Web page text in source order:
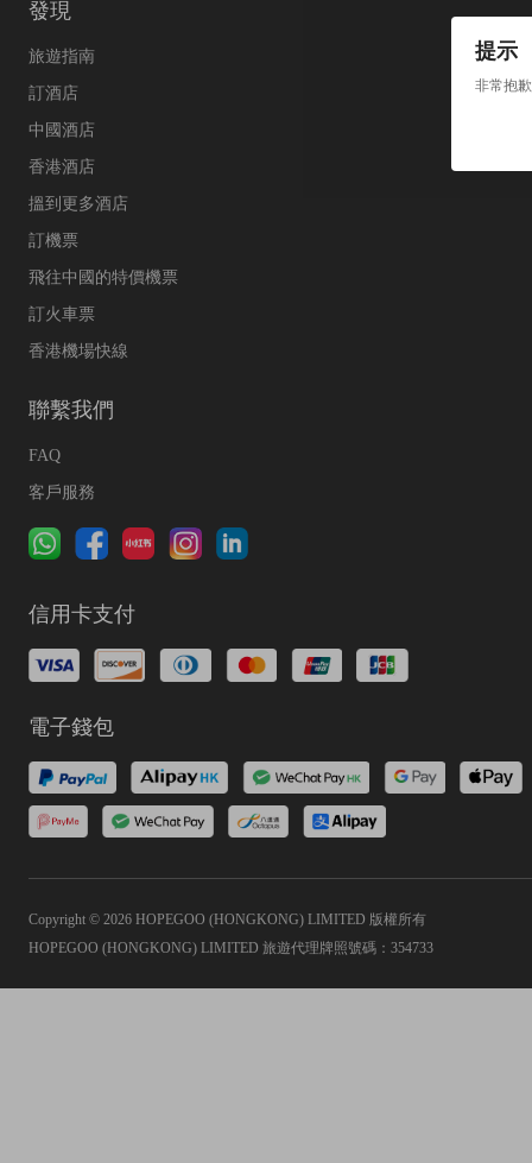
提示
非常抱
發現
旅遊指南
訂酒店
中國酒店
香港酒店
搵到更多酒店
訂機票
飛往中國的特價機票
訂火車票
香港機場快線
聯繫我們
FAQ
客戶服務
信用卡支付
電子錢包
Copyright © 2026 HOPEGOO (HONGKONG) LIMITED 版權所有
HOPEGOO (HONGKONG) LIMITED 旅遊代理牌照號碼：354733